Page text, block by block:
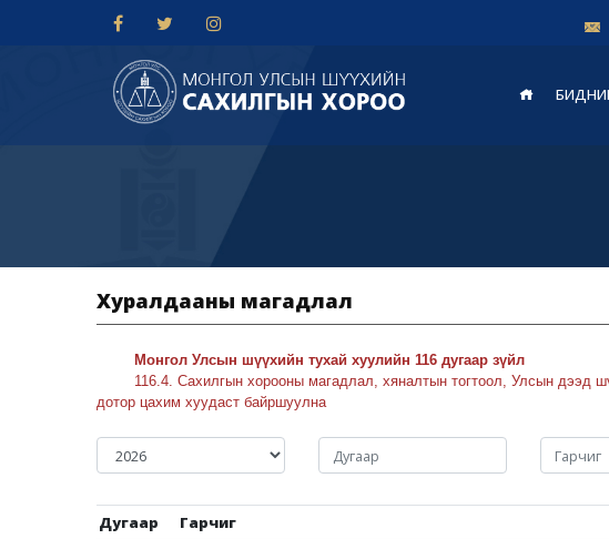
Хуралдааны магадлал
Монгол Улсын шүүхийн тухай хуулийн 116 дугаар зүйл
116.4. Сахилгын хорооны магадлал, хяналтын тогтоол, Улсын дээд
дотор цахим хуудаст байршуулна
Дугаар Гарчиг